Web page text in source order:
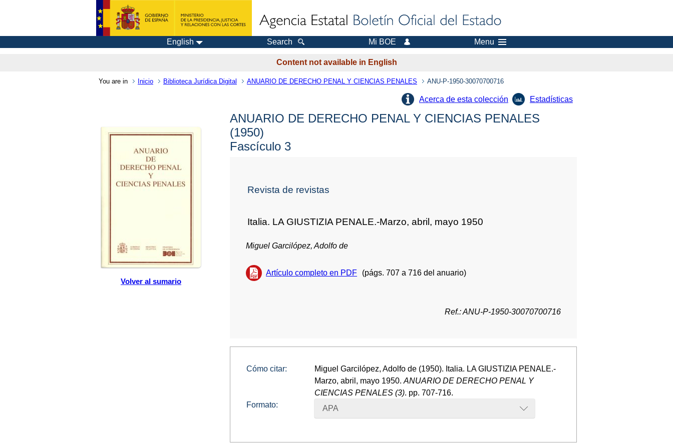
English Search Mi BOE Menu
Content not available in English
You are in Inicio Biblioteca Jurídica Digital ANUARIO DE DERECHO PENAL Y CIENCIAS PENALES ANU-P-1950-30070700716
Acerca de esta colección Estadísticas
Volver al sumario
ANUARIO DE DERECHO PENAL Y CIENCIAS PENALES
(1950)
Fascículo 3
Revista de revistas
Italia. LA GIUSTIZIA PENALE.-Marzo, abril, mayo 1950
Miguel Garcilópez, Adolfo de
Artículo completo en PDF (págs. 707 a 716 del anuario)
Ref.: ANU-P-1950-30070700716
Cómo citar:
Miguel Garcilópez, Adolfo de (1950). Italia. LA GIUSTIZIA PENALE.-
Marzo, abril, mayo 1950.ANUARIO DE DERECHO PENAL Y
CIENCIAS PENALES (3). pp. 707-716.
Formato:
APA